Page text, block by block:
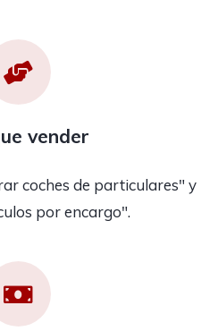
vender
coches de particulares" y
por encargo".